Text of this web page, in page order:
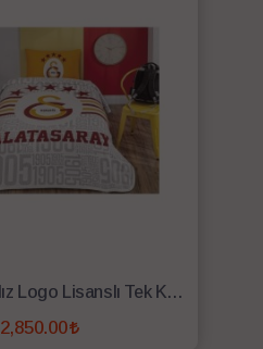
Taç GS 5 Yıldız Logo Lisanslı Tek Kişilik Pike Takımı
2,850.00